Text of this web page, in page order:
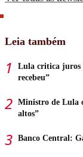
Leia também
Lula critica juros
recebeu”
Ministro de Lula
altos”
Banco Central: